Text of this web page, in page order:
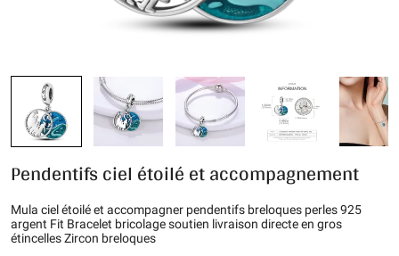
Pendentifs ciel étoilé et accompagnement
Mula ciel étoilé et accompagner pendentifs breloques perles 925
argent Fit Bracelet bricolage soutien livraison directe en gros
étincelles Zircon breloques